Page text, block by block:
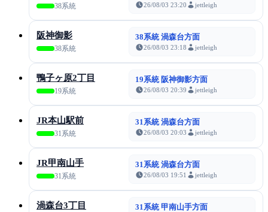
38系統 26/08/03 23:20 jettleigh
阪神御影
38系統
38系統 渦森台方面
26/08/03 23:18 jettleigh
鴨子ヶ原2丁目
19系統
19系統 阪神御影方面
26/08/03 20:39 jettleigh
JR本山駅前
31系統
31系統 渦森台方面
26/08/03 20:03 jettleigh
JR甲南山手
31系統
31系統 渦森台方面
26/08/03 19:51 jettleigh
渦森台3丁目 31系統 甲南山手方面